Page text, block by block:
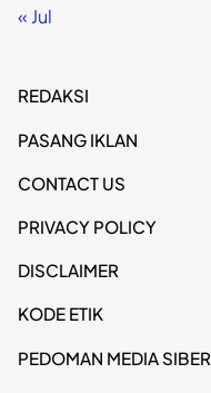
« Jul
REDAKSI
PASANG IKLAN
CONTACT US
PRIVACY POLICY
DISCLAIMER
KODE ETIK
PEDOMAN MEDIA SIBER